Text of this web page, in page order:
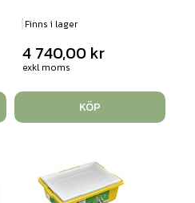
Finns i lager
4 740,00 kr
exkl moms
KÖP